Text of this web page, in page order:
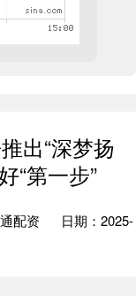
出“深梦扬
“第一步”
配资
日期：2025-